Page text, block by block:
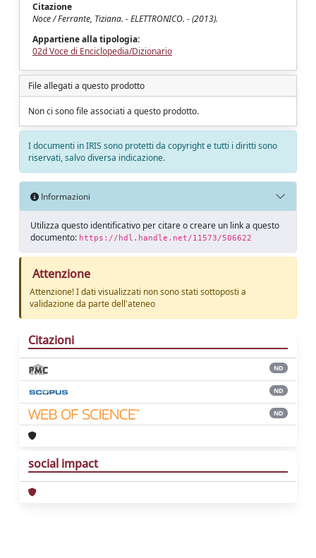
Citazione
Noce / Ferrante, Tiziana. - ELETTRONICO. - (2013).
Appartiene alla tipologia:
02d Voce di Enciclopedia/Dizionario
File allegati a questo prodotto
Non ci sono file associati a questo prodotto.
I documenti in IRIS sono protetti da copyright e tutti i diritti sono
riservati, salvo diversa indicazione.
Informazioni
Utilizza questo identificativo per citare o creare un link a questo
documento: https://hdl.handle.net/11573/506622
Attenzione
Attenzione! I dati visualizzati non sono stati sottoposti a
validazione da parte dell'ateneo
Citazioni
ND
ND
ND
social impact